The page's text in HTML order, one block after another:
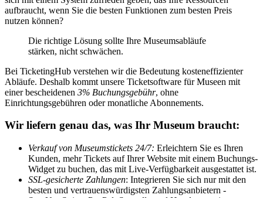
aufbraucht, wenn Sie die besten Funktionen zum besten Preis
nutzen können?
Die richtige Lösung sollte Ihre Museumsabläufe
stärken, nicht schwächen.
Bei TicketingHub verstehen wir die Bedeutung kosteneffizienter
Abläufe. Deshalb kommt unsere Ticketsoftware für Museen mit
einer bescheidenen 3% Buchungsgebühr, ohne
Einrichtungsgebühren oder monatliche Abonnements.
Wir liefern genau das, was Ihr Museum braucht:
Verkauf von Museumstickets 24/7: Erleichtern Sie es Ihren
Kunden, mehr Tickets auf Ihrer Website mit einem Buchungs-
Widget zu buchen, das mit Live-Verfügbarkeit ausgestattet ist.
SSL-gesicherte Zahlungen: Integrieren Sie sich nur mit den
besten und vertrauenswürdigsten Zahlungsanbietern -